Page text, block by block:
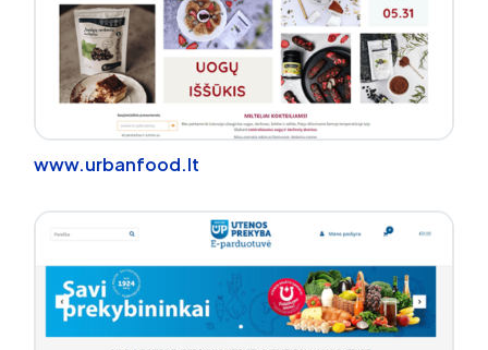
www.urbanfood.lt